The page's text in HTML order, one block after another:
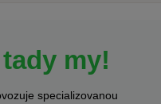
my!
specializovanou